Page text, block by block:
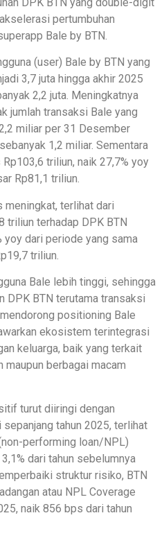
pertumbuhan
Bale by BTN.
(user) Bale by BTN yang
3,7 juta hingga akhir 2025
2,2 juta. Meningkatnya
jumlah transaksi Bale yang
miliar per 31 Desember
1,2 miliar. Sementara
triliun, naik 27,7% yoy
Rp81,1 triliun.
meningkat, terlihat dari
triliun terhadap DPK BTN
yoy dari periode yang sama
triliun.
Bale lebih tinggi, sehingga
DPK BTN terutama transaksi
positioning Bale
ekosistem terintegrasi
keluarga, baik yang terkait
maupun berbagai macam
turut diiringi dengan
tahun 2025, terlihat
performing loan/NPL)
dari tahun sebelumnya
struktur risiko, BTN
atau NPL Coverage
naik 856 bps dari tahun